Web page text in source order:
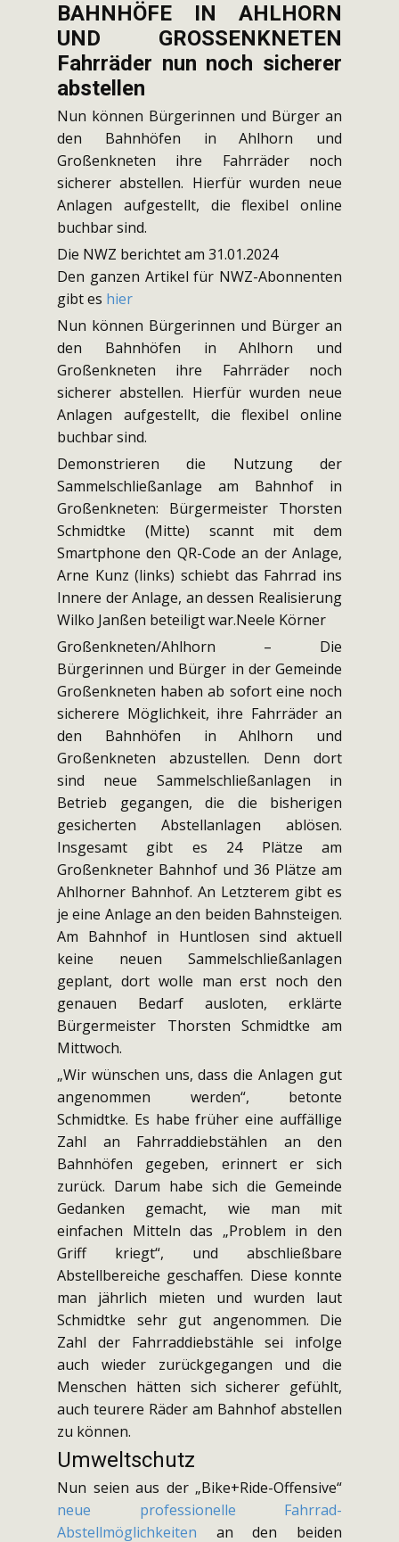
BAHNHÖFE IN AHLHORN
UND GROSSENKNETEN
Fahrräder nun noch sicherer
abstellen
Nun können Bürgerinnen und Bürger an
den Bahnhöfen in Ahlhorn und
Großenkneten ihre Fahrräder noch
sicherer abstellen. Hierfür wurden neue
Anlagen aufgestellt, die flexibel online
buchbar sind.
Die NWZ berichtet am 31.01.2024
Den ganzen Artikel für NWZ-Abonnenten
gibt es hier
Nun können Bürgerinnen und Bürger an
den Bahnhöfen in Ahlhorn und
Großenkneten ihre Fahrräder noch
sicherer abstellen. Hierfür wurden neue
Anlagen aufgestellt, die flexibel online
buchbar sind.
Demonstrieren die Nutzung der
Sammelschließanlage am Bahnhof in
Großenkneten: Bürgermeister Thorsten
Schmidtke (Mitte) scannt mit dem
Smartphone den QR-Code an der Anlage,
Arne Kunz (links) schiebt das Fahrrad ins
Innere der Anlage, an dessen Realisierung
Wilko Janßen beteiligt war.Neele Körner
Großenkneten/Ahlhorn – Die
Bürgerinnen und Bürger in der Gemeinde
Großenkneten haben ab sofort eine noch
sicherere Möglichkeit, ihre Fahrräder an
den Bahnhöfen in Ahlhorn und
Großenkneten abzustellen. Denn dort
sind neue Sammelschließanlagen in
Betrieb gegangen, die die bisherigen
gesicherten Abstellanlagen ablösen.
Insgesamt gibt es 24 Plätze am
Großenkneter Bahnhof und 36 Plätze am
Ahlhorner Bahnhof. An Letzterem gibt es
je eine Anlage an den beiden Bahnsteigen.
Am Bahnhof in Huntlosen sind aktuell
keine neuen Sammelschließanlagen
geplant, dort wolle man erst noch den
genauen Bedarf ausloten, erklärte
Bürgermeister Thorsten Schmidtke am
Mittwoch.
„Wir wünschen uns, dass die Anlagen gut
angenommen werden“, betonte
Schmidtke. Es habe früher eine auffällige
Zahl an Fahrraddiebstählen an den
Bahnhöfen gegeben, erinnert er sich
zurück. Darum habe sich die Gemeinde
Gedanken gemacht, wie man mit
einfachen Mitteln das „Problem in den
Griff kriegt“, und abschließbare
Abstellbereiche geschaffen. Diese konnte
man jährlich mieten und wurden laut
Schmidtke sehr gut angenommen. Die
Zahl der Fahrraddiebstähle sei infolge
auch wieder zurückgegangen und die
Menschen hätten sich sicherer gefühlt,
auch teurere Räder am Bahnhof abstellen
zu können.
Umweltschutz
Nun seien aus der „Bike+Ride-Offensive“
neue professionelle Fahrrad-
Abstellmöglichkeiten an den beiden